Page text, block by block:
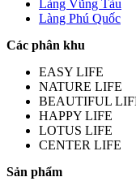
Làng Vũng Tàu
Làng Phú Quốc
Các phân khu
EASY LIFE
NATURE LIFE
BEAUTIFUL
HAPPY LIFE
LOTUS LIFE
CENTER LIFE
Sản phẩm